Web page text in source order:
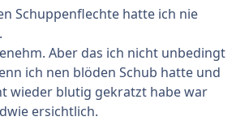
Schuppenflechte hatte ich nie
Aber das ich nicht unbedingt
ich nen blöden Schub hatte und
wieder blutig gekratzt habe war
ersichtlich.